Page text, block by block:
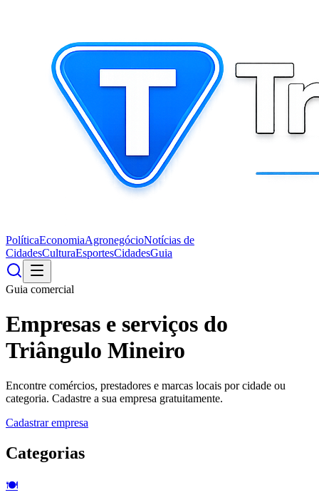
PolíticaEconomiaAgronegócioNotícias de
CidadesCulturaEsportesCidadesGuia
Guia comercial
Empresas e serviços do
Triângulo Mineiro
Encontre comércios, prestadores e marcas locais por cidade ou
categoria. Cadastre a sua empresa gratuitamente.
Cadastrar empresa
Categorias
🍽️